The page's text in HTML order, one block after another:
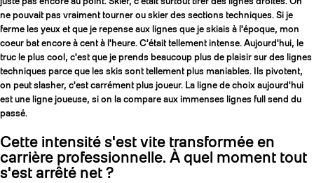
ne pouvait pas vraiment tourner ou skier des sections techniques. Si je
ferme les yeux et que je repense aux lignes que je skiais à l'époque, mon
coeur bat encore à cent à l'heure. C'était tellement intense. Aujourd'hui, le
truc le plus cool, c'est que je prends beaucoup plus de plaisir sur des lignes
techniques parce que les skis sont tellement plus maniables. Ils pivotent,
on peut slasher, c'est carrément plus joueur. La ligne de choix aujourd'hui
est une ligne joueuse, si on la compare aux immenses lignes full send du
passé.
Cette intensité s'est vite transformée en
carrière professionnelle. À quel moment tout
s'est arrêté net ?